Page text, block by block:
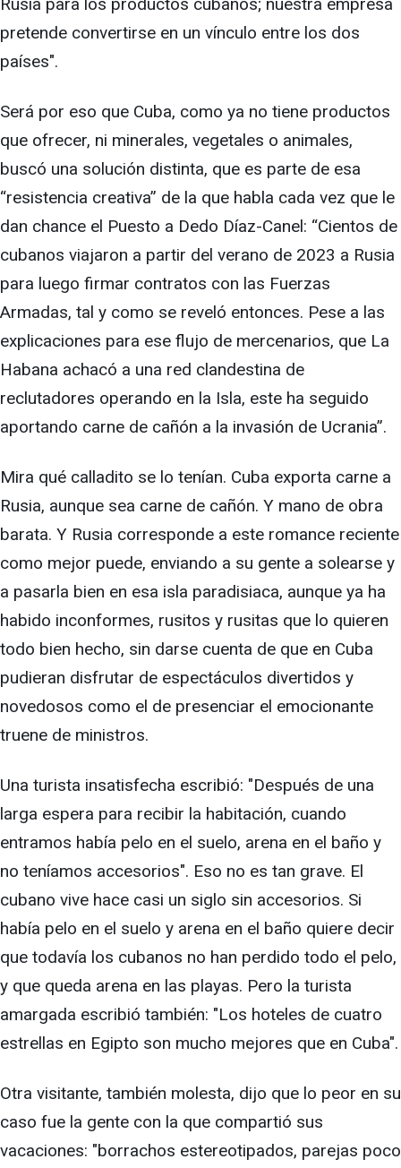
pretende convertirse en un vínculo entre los dos
países".
Será por eso que Cuba, como ya no tiene productos
que ofrecer, ni minerales, vegetales o animales,
buscó una solución distinta, que es parte de esa
“resistencia creativa” de la que habla cada vez que le
dan chance el Puesto a Dedo Díaz-Canel: “Cientos de
cubanos viajaron a partir del verano de 2023 a Rusia
para luego firmar contratos con las Fuerzas
Armadas, tal y como se reveló entonces. Pese a las
explicaciones para ese flujo de mercenarios, que La
Habana achacó a una red clandestina de
reclutadores operando en la Isla, este ha seguido
aportando carne de cañón a la invasión de Ucrania”.
Mira qué calladito se lo tenían. Cuba exporta carne a
Rusia, aunque sea carne de cañón. Y mano de obra
barata. Y Rusia corresponde a este romance reciente
como mejor puede, enviando a su gente a solearse y
a pasarla bien en esa isla paradisiaca, aunque ya ha
habido inconformes, rusitos y rusitas que lo quieren
todo bien hecho, sin darse cuenta de que en Cuba
pudieran disfrutar de espectáculos divertidos y
novedosos como el de presenciar el emocionante
truene de ministros.
Una turista insatisfecha escribió: "Después de una
larga espera para recibir la habitación, cuando
entramos había pelo en el suelo, arena en el baño y
no teníamos accesorios". Eso no es tan grave. El
cubano vive hace casi un siglo sin accesorios. Si
había pelo en el suelo y arena en el baño quiere decir
que todavía los cubanos no han perdido todo el pelo,
y que queda arena en las playas. Pero la turista
amargada escribió también: "Los hoteles de cuatro
estrellas en Egipto son mucho mejores que en Cuba".
Otra visitante, también molesta, dijo que lo peor en su
caso fue la gente con la que compartió sus
vacaciones: "borrachos estereotipados, parejas poco